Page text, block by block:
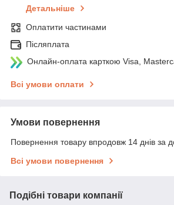
Детальніше
Оплатити частинами
Післяплата
Онлайн-оплата карткою Visa,
Всі умови оплати
Умови повернення
Повернення товару впродовж 14 днів за
Всі умови повернення
Подібні товари компанії